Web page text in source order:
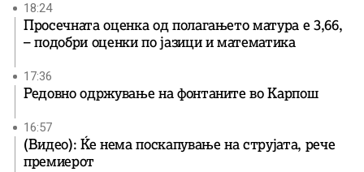
18:24
Просечната оценка од полагањето матура е 3,66,
– подобри оценки по јазици и математика
17:36
Редовно одржување на фонтаните во Карпош
16:57
(Видео): Ќе нема поскапување на струјата, рече
премиерот